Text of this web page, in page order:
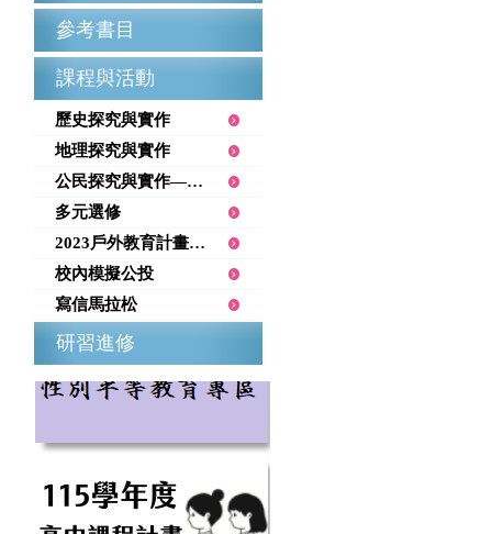
參考書目
課程與活動
歷史探究與實作
地理探究與實作
公民探究與實作—媒(沒)有人說的故事
多元選修
2023戶外教育計畫—勇闖阿塱壹
校內模擬公投
寫信馬拉松
研習進修